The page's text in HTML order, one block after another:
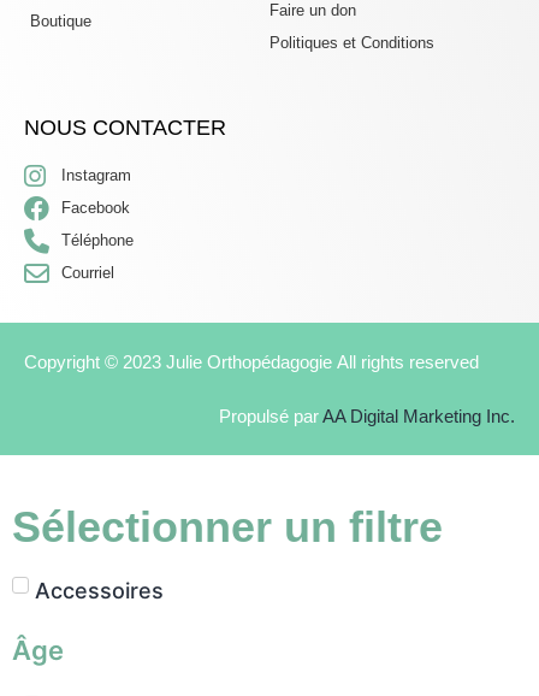
Boutique
Faire un don
Politiques et Conditions
NOUS CONTACTER
Instagram
Facebook
Téléphone
Courriel
Copyright © 2023 Julie Orthopédagogie All rights reserved
Propulsé parAA Digital Marketing Inc.
Sélectionner un filtre
Accessoires
Âge